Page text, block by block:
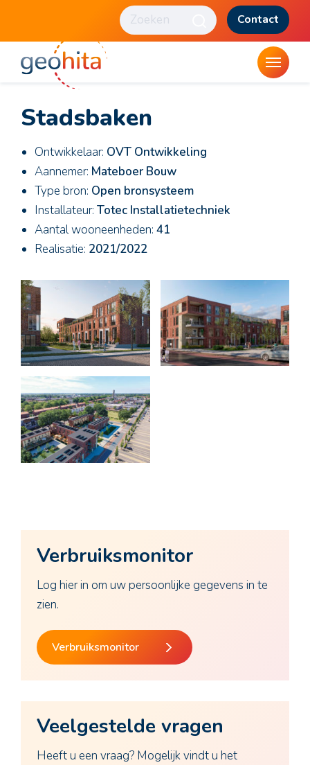
Contact
Stadsbaken
Ontwikkelaar: OVT Ontwikkeling
Aannemer: Mateboer Bouw
Type bron: Open bronsysteem
Installateur: Totec Installatietechniek
Aantal wooneenheden: 41
Realisatie: 2021/2022
Verbruiksmonitor
Log hier in om uw persoonlijke gegevens in te
zien.
Verbruiksmonitor
Veelgestelde vragen
Heeft u een vraag? Mogelijk vindt u het